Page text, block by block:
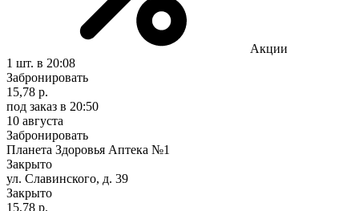
Акции
1 шт. в 20:08
Забронировать
15,78 р.
под заказ в 20:50
10 августа
Забронировать
Планета Здоровья Аптека №1
Закрыто
ул. Славинского, д. 39
Закрыто
15,78 р.